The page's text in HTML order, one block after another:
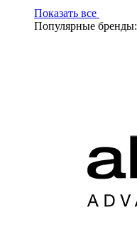
Показать все
Популярные бренды: